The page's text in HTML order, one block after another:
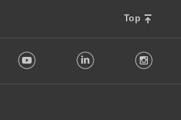
Top
Youtube LinkedIn